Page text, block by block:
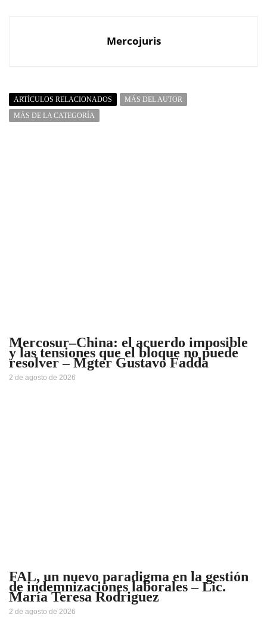
Mercojuris
ARTÍCULOS RELACIONADOS
MÁS DEL AUTOR
MÁS DE LA CATEGORÍA
Mercosur–China: el acuerdo imposible
y las tensiones que el bloque no puede
resolver – Mgter Gustavo Fadda
2 de agosto de 2026
FAL, un nuevo paradigma en la gestión
de indemnizaciones laborales – Lic.
María Teresa Rodriguez
2 de agosto de 2026